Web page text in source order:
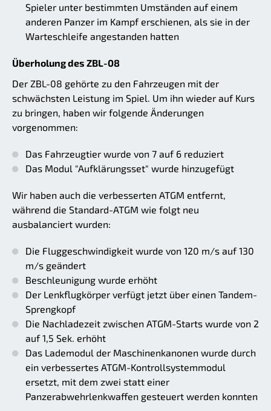
Spieler unter bestimmten Umständen auf einem
anderen Panzer im Kampf erschienen, als sie in der
Warteschleife angestanden hatten
Überholung des ZBL-08
Der ZBL-08 gehörte zu den Fahrzeugen mit der
schwächsten Leistung im Spiel. Um ihn wieder auf Kurs
zu bringen, haben wir folgende Änderungen
vorgenommen:
Das Fahrzeugtier wurde von 7 auf 6 reduziert
Das Modul "Aufklärungsset" wurde hinzugefügt
Wir haben auch die verbesserten ATGM entfernt,
während die Standard-ATGM wie folgt neu
ausbalanciert wurden:
Die Fluggeschwindigkeit wurde von 120 m/s auf 130
m/s geändert
Beschleunigung wurde erhöht
Der Lenkflugkörper verfügt jetzt über einen Tandem-
Sprengkopf
Die Nachladezeit zwischen ATGM-Starts wurde von 2
auf 1,5 Sek. erhöht
Das Lademodul der Maschinenkanonen wurde durch
ein verbessertes ATGM-Kontrollsystemmodul
ersetzt, mit dem zwei statt einer
Panzerabwehrlenkwaffen gesteuert werden konnten